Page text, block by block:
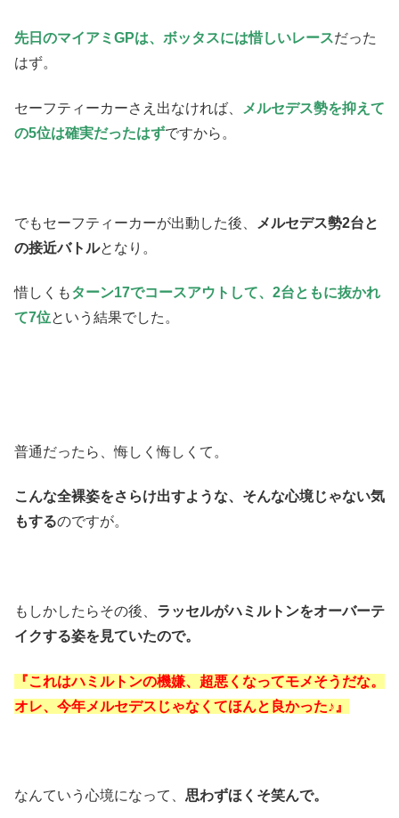
先日のマイアミGPは、ボッタスには惜しいレースだった
はず。
セーフティーカーさえ出なければ、
メルセデス勢を抑えて
の5位は確実だったはずですから。
でもセーフティーカーが出動した後、
メルセデス勢2台と
の接近バトルとなり。
惜しくもターン17でコースアウトして、2台ともに抜かれ
て7位という結果でした。
普通だったら、悔しく悔しくて。
こんな全裸姿をさらけ出すような、そんな心境じゃない気
もするのですが。
もしかしたらその後、 ラッセルがハミルトンをオーバーテ
イクする姿を見ていたので。
『これはハミルトンの機嫌、超悪くなってモメそうだな。
オレ、今年メルセデスじゃなくてほんと良かった♪』
なんていう心境になって、 思わずほくそ笑んで。